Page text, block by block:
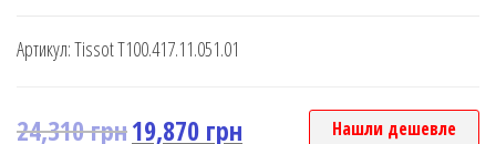
Артикул:Tissot T100.417.11.051.01
24,310грн19,870 грн Нашли дешевле